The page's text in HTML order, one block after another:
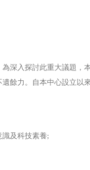
深入探討此重大議題，
餘力。自本中心設立以
及科技素養;